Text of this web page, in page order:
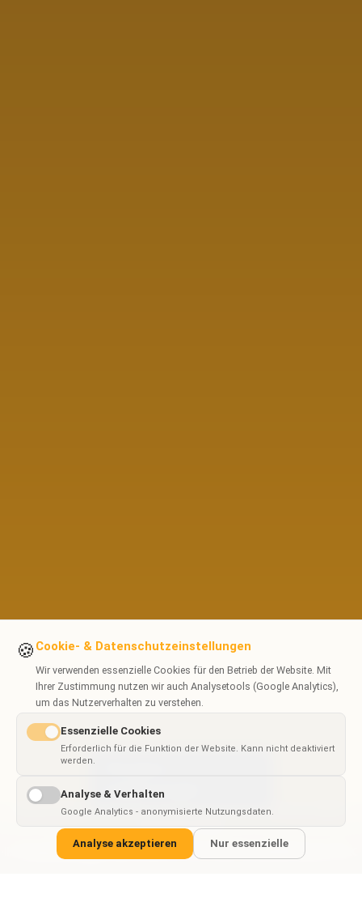
KUNDEN DES IPP-PORTALS - DIE FÜR FISERV GELIEFERTE UI-EBENE
DER PLATTFORM
Magnati CloverEMSPolcard
available inEnglish
🍪 Cookie- & Datenschutzeinstellungen
Wir verwenden essenzielle Cookies für den Betrieb der Website. Mit
Ihrer Zustimmung nutzen wir auch Analysetools (Google Analytics),
um das Nutzerverhalten zu verstehen.
Essenzielle Cookies
Erforderlich für die Funktion der Website. Kann nicht deaktiviert
werden.
Analyse & Verhalten
Google Analytics - anonymisierte Nutzungsdaten.
Analyse akzeptieren Nur essenzielle